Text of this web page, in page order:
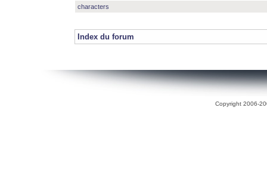
characters
Index du forum
Copyright 2006-